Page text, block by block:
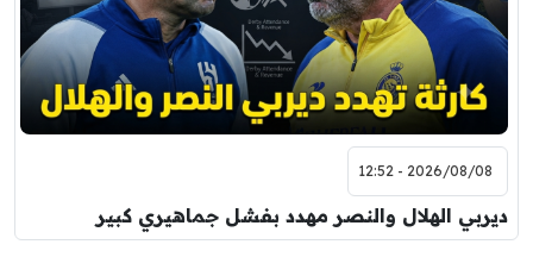
2026/08/08 - 12:52
ديربي الهلال والنصر مهدد بفشل جماهيري كبير